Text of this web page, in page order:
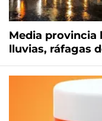
Media provincia
lluvias, ráfagas